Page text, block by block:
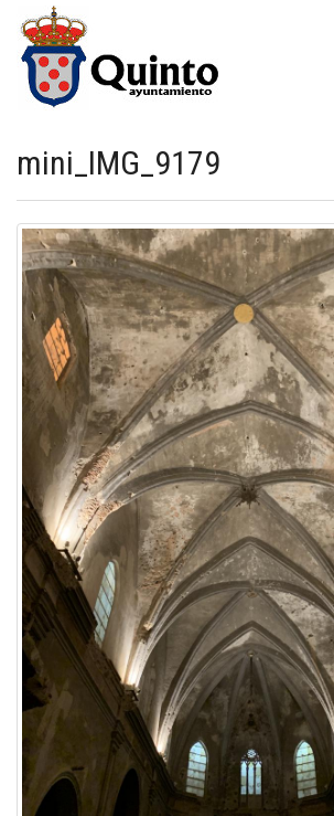
mini_IMG_9179